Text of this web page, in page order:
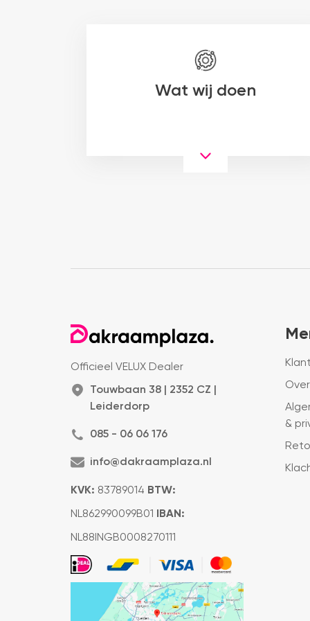
Wat wij doen
Officieel VELUX Dealer
Touwbaan 38 | 2352 CZ |
Leiderdorp
085 - 06 06 176
info@dakraamplaza.nl
KVK: 83789014 BTW:
NL862990099B01 IBAN:
NL88INGB0008270111
&